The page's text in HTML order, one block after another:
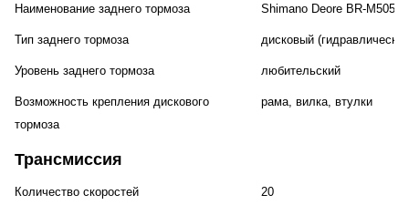
Наименование заднего тормоза Shimano Deore BR-M505,
Тип заднего тормоза дисковый
Уровень заднего тормоза любительский
Возможность крепления дискового
тормоза
рама, вилка, втулки
Трансмиссия
Количество скоростей 20